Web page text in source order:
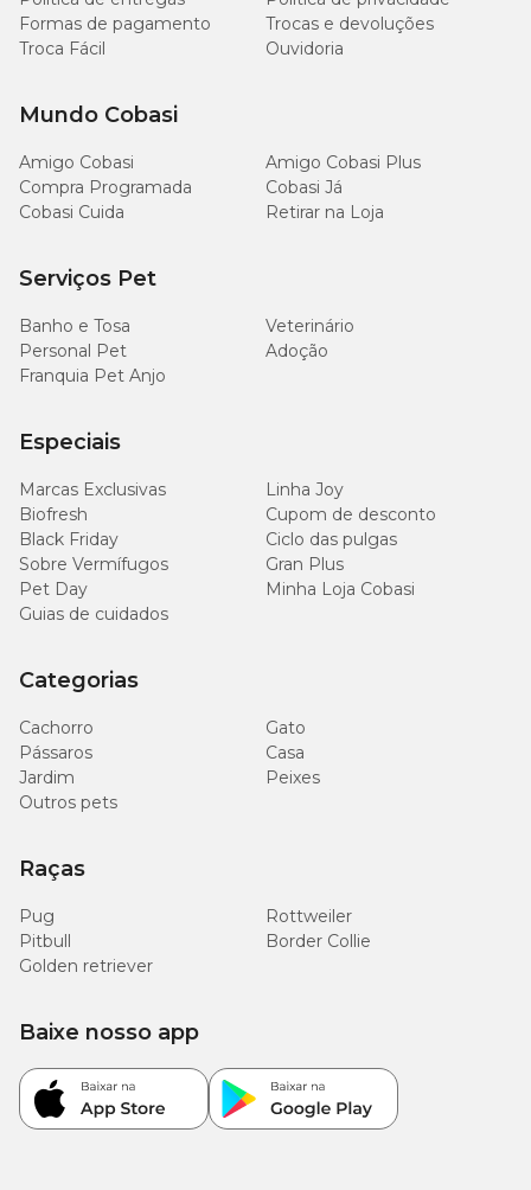
Formas de pagamento
Trocas e devoluções
Troca Fácil
Ouvidoria
Mundo Cobasi
Amigo Cobasi
Amigo Cobasi Plus
Compra Programada
Cobasi Já
Cobasi Cuida
Retirar na Loja
Serviços Pet
Banho e Tosa
Veterinário
Personal Pet
Adoção
Franquia Pet Anjo
Especiais
Marcas Exclusivas
Linha Joy
Biofresh
Cupom de desconto
Black Friday
Ciclo das pulgas
Sobre Vermífugos
Gran Plus
Pet Day
Minha Loja Cobasi
Guias de cuidados
Categorias
Cachorro
Gato
Pássaros
Casa
Jardim
Peixes
Outros pets
Raças
Pug
Rottweiler
Pitbull
Border Collie
Golden retriever
Baixe nosso app